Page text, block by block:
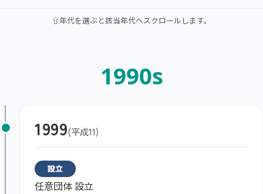
⇧年代を選ぶと該当年代へスクロールします。
1990s
1999 平成11
設立
任意団体 設立